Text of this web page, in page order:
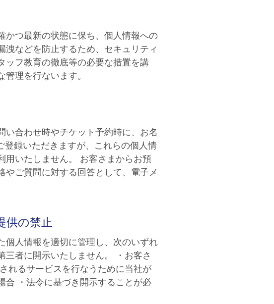
かつ最新の状態に保ち、個人情報への
などを防止するため、セキュリティ
ッフ教育の徹底等の必要な措置を講
理を行ないます。
合わせ時やチケット予約時に、お名
録いただきますが、これらの個人情
用いたしません。 お客さまからお預
やご質問に対する回答として、電子メ
供の禁止
個人情報を適切に管理し、次のいずれ
者に開示いたしません。 ・お客さ
れるサービスを行なうために当社が
合 ・法令に基づき開示することが必